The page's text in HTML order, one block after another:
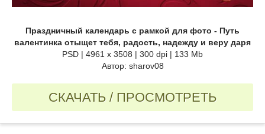
Праздничный календарь с рамкой для фото - Путь
валентинка отыщет тебя, радость, надежду и веру даря
PSD | 4961 х 3508 | 300 dpi | 133 Mb
Автор: sharov08
СКАЧАТЬ / ПРОСМОТРЕТЬ